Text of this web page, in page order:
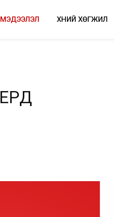
МЭДЭЭЛЭЛ ХҮНИЙ ХӨГЖИЛ
ЕРД